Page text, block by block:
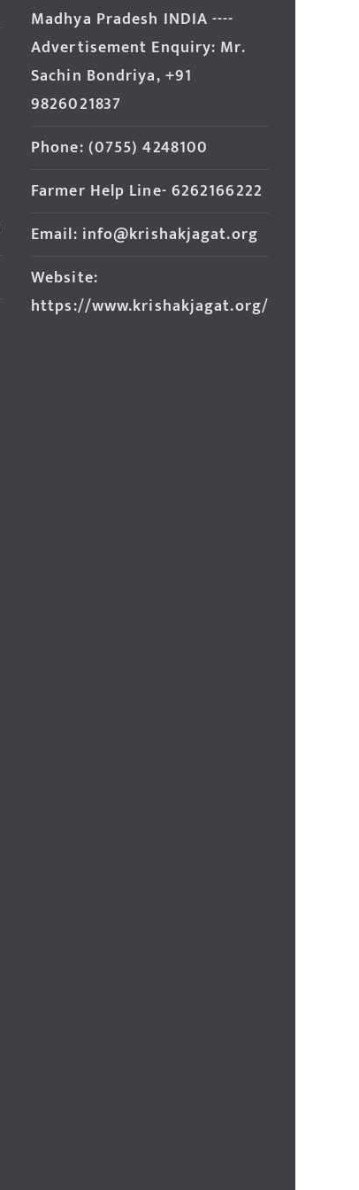
Madhya Pradesh INDIA ----
Advertisement Enquiry: Mr.
Sachin Bondriya, +91
9826021837
Phone: (0755) 4248100
Farmer Help Line- 6262166222
Email: info@krishakjagat.org
Website:
https://www.krishakjagat.org/